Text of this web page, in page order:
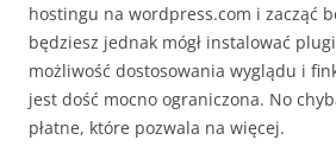
hostingu na wordpress.com i zacząć
będziesz jednak mógł instalować
możliwość dostosowania wyglądu i
jest dość mocno ograniczona. No
płatne, które pozwala na więcej.